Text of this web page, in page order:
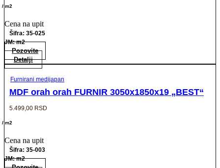
/ m2
Cena na upit
Šifra: 35-025
JM: m2
Pozovite
Detalji
Furnirani medijapan
MDF orah orah FURNIR 3050x1850x19 „BEST“
5.499,00 RSD
/ m2
Cena na upit
Šifra: 35-003
JM: m2